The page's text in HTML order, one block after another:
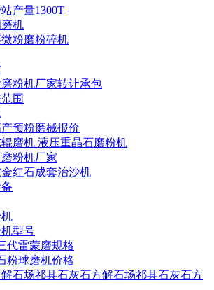
产量1300T
机
粉磨粉碎机
粉机厂家转让承包
围
预粉磨械报价
磨机 液压重晶石磨粉机
粉机厂家
金红石成套治沙机
型号
代雷蒙磨规格
粉球磨机价格
石场祁县石灰石方解石场祁县石灰石方